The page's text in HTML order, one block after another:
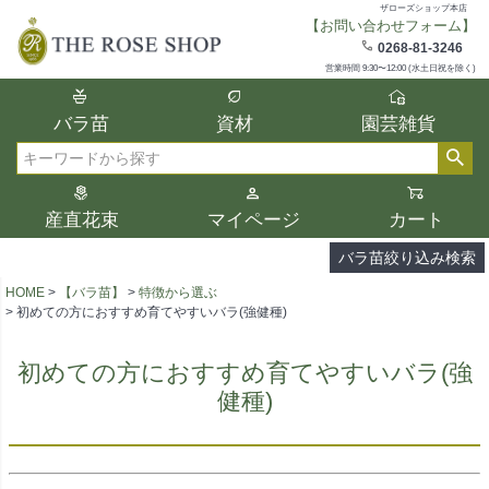
ザローズショップ本店
【お問い合わせフォーム】
0268-81-3246
営業時間 9:30〜12:00 (水土日祝を除く)
バラ苗 資材 園芸雑貨
産直花束 マイページ カート
バラ苗絞り込み検索
在庫
在庫ありのみ表示
検索
複数の条件を選択して絞り込み検索が可能
選択した項目全てに該当する品種のみ検索
結果に表示されます。
タイプ、カラー、ブランドなどは1つずつ選
択してください。
HOME 【バラ苗】
特徴から選ぶ
初めての方におすすめ育てやすいバラ(強健種)
初めての方におすすめ育てやすいバラ(強
健種)